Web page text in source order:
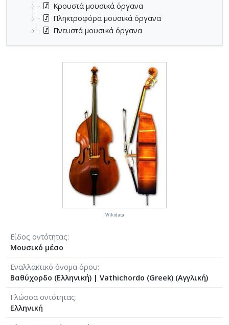
Κρουστά μουσικά όργανα
Πληκτροφόρα μουσικά όργανα
Πνευστά μουσικά όργανα
Είδος οντότητας
Μουσικό μέσο
Εναλλακτικό όνομα όρου
Βαθύχορδο (Ελληνική) | Vathichordo (Greek) (Αγγλική)
Γλώσσα οντότητας
Ελληνική
Wikidata